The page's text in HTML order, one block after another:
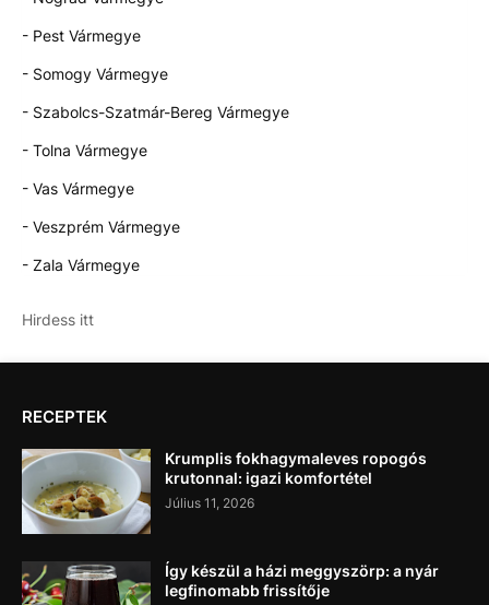
- Pest Vármegye
- Somogy Vármegye
- Szabolcs-Szatmár-Bereg Vármegye
- Tolna Vármegye
- Vas Vármegye
- Veszprém Vármegye
- Zala Vármegye
Hirdess itt
RECEPTEK
Krumplis fokhagymaleves ropogós
krutonnal: igazi komfortétel
Július 11, 2026
Így készül a házi meggyszörp: a nyár
legfinomabb frissítője